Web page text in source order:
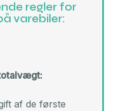
regler for
varebiler:
af de første